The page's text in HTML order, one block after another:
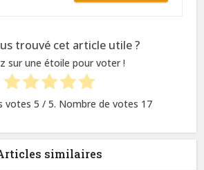
trouvé cet article utile ?
sur une étoile pour voter !
votes 5 / 5. Nombre de votes 17
similaires